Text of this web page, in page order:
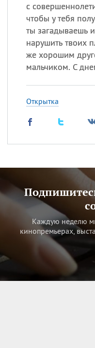
с
чтобы у тебя
ты загадываешь
нарушить твоих
же хорошим
мальчиком. С
Открытка
Каждую неделю
кинопремьерах,